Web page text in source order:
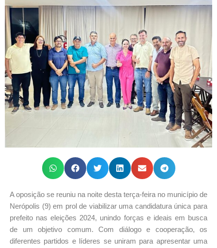
A oposição se reuniu na noite desta terça-feira no município de
Nerópolis (9) em prol de viabilizar uma candidatura única para
prefeito nas eleições 2024, unindo forças e ideais em busca
de um objetivo comum. Com diálogo e cooperação, os
diferentes partidos e líderes se uniram para apresentar uma